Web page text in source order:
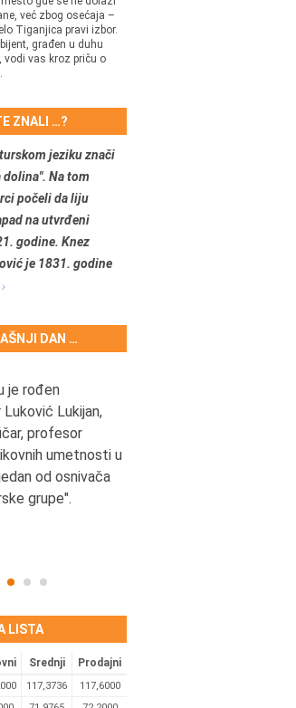
već zbog osećaja –
Tiganjica pravi izbor.
građen u duhu
vodi vas kroz priču o
ZNALI …?
jeziku znači
Na tom
počeli da liju
na utvrđeni
godine. Knez
je 1831. godine
DAN …
je rođen
Lukijan,
profesor
umetnosti u
od osnivača
grupe".
LISTA
Srednji Prodajni
117,3736
117,6000